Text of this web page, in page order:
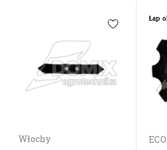
Włochy
Łap
ECO